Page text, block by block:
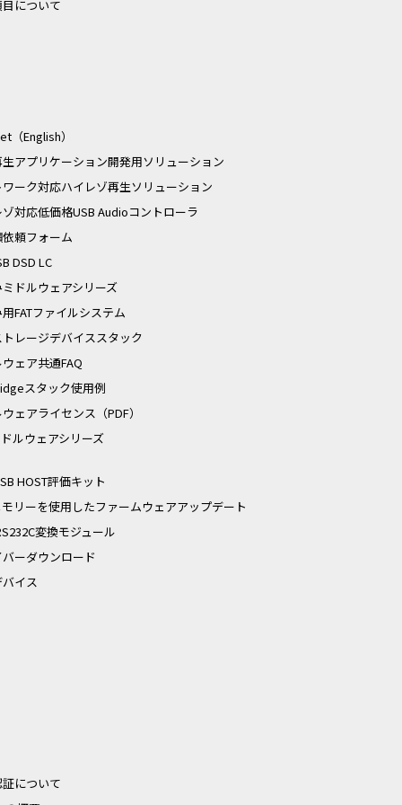
について
（English）
生アプリケーション開発用ソリューション
ーク対応ハイレゾ再生ソリューション
対応低価格USB Audioコントローラ
頼フォーム
DSD LC
ドルウェアシリーズ
FATファイルシステム
レージデバイススタック
ェア共通FAQ
スタック使用例
ェアライセンス（PDF）
ルウェアシリーズ
HOST評価キット
リーを使用したファームウェアアップデート
変換モジュール
バーダウンロード
イス
について